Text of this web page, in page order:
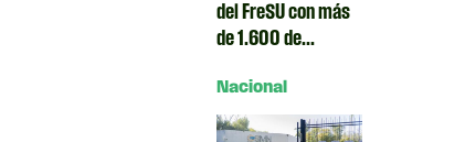
del FreSU con más
de 1.600 de...
Nacional